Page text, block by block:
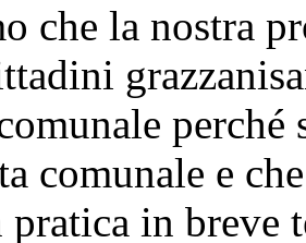
che la nostra
perché
comunale e
pratica in breve